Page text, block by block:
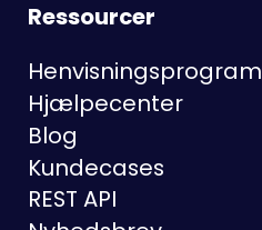
Ressourcer
Henvisningsprogram
Hjælpecenter
Blog
Kundecases
REST API